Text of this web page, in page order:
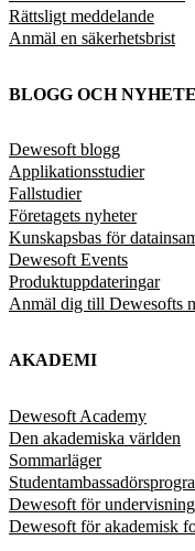
Rättsligt meddelande
Anmäl en säkerhetsbrist
BLOGG OCH
Dewesoft blogg
Applikationsstudier
Fallstudier
Företagets nyheter
Kunskapsbas för
Dewesoft Events
Produktuppdateringar
Anmäl dig till Dewesofts
AKADEMI
Dewesoft Academy
Den akademiska världen
Sommarläger
Dewesoft för undervisning
Dewesoft för akademisk